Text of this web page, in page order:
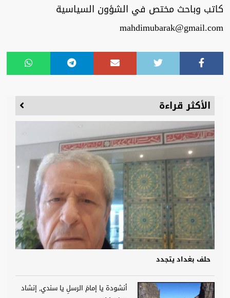
كاتب وباحث مختص في الشؤون السياسية
mahdimubarak@gmail.com
الأكثر قراءة
حلف بغداد يتجدد
أنشودة يا إمامَ الرسلِ يا سندي, إنشاد